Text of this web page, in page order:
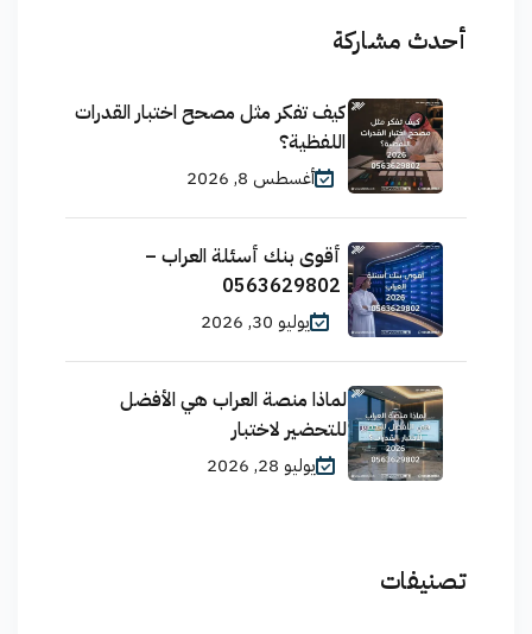
أحدث مشاركة
كيف تفكر مثل مصحح اختبار القدرات
اللفظية؟
أغسطس 8, 2026
أقوى بنك أسئلة العراب –
0563629802
يوليو 30, 2026
لماذا منصة العراب هي الأفضل
للتحضير لاختبار
يوليو 28, 2026
تصنيفات